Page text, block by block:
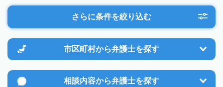
さらに条件を絞り込む
市区町村から弁護士を探す
相談内容から弁護士を探す